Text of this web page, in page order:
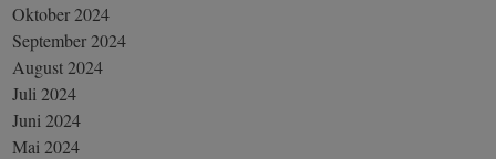
Oktober 2024
September 2024
August 2024
Juli 2024
Juni 2024
Mai 2024